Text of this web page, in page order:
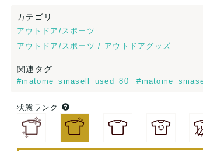
カテゴリ
アウトドア/スポーツ
アウトドア/スポーツ / アウトドアグッズ
関連タグ
#matome_smasell_used_80
状態ランク